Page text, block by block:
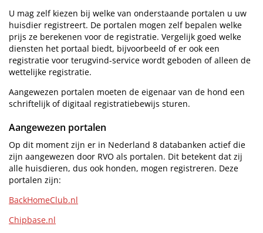
U mag zelf kiezen bij welke van onderstaande portalen u uw
huisdier registreert. De portalen mogen zelf bepalen welke
prijs ze berekenen voor de registratie. Vergelijk goed welke
diensten het portaal biedt, bijvoorbeeld of er ook een
registratie voor terugvind-service wordt geboden of alleen de
wettelijke registratie.
Aangewezen portalen moeten de eigenaar van de hond een
schriftelijk of digitaal registratiebewijs sturen.
Aangewezen portalen
Op dit moment zijn er in Nederland 8 databanken actief die
zijn aangewezen door RVO als portalen. Dit betekent dat zij
alle huisdieren, dus ook honden, mogen registreren. Deze
portalen zijn:
BackHomeClub.nl
Chipbase.nl